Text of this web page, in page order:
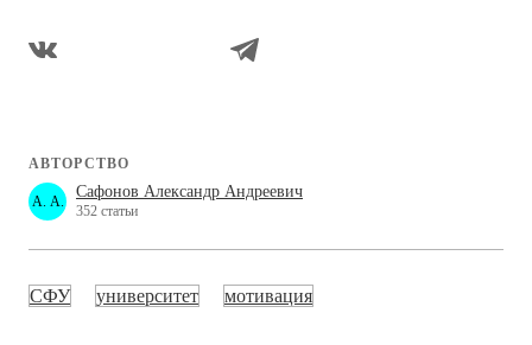
АВТОРСТВО
А. А.
Сафонов Александр Андреевич
352 статьи
СФУ университет мотивация